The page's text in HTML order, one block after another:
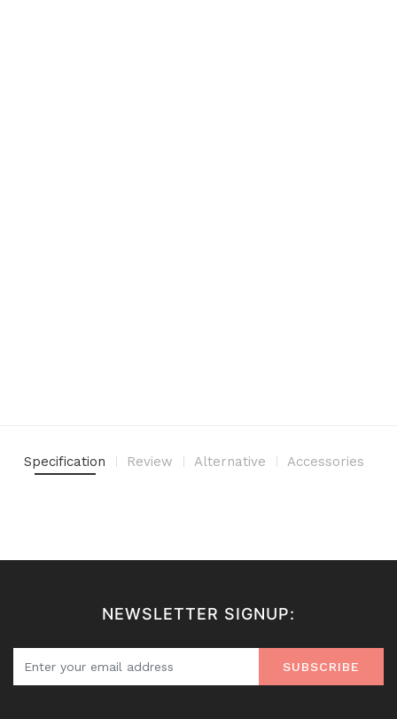
Specification Review Alternative Accessories
NEWSLETTER SIGNUP:
SUBSCRIBE